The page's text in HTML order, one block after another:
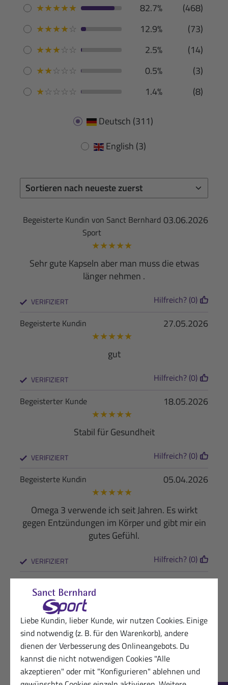
Liebe Kundin, lieber Kunde, wir nutzen Cookies. Einige
sind notwendig (z. B. für den Warenkorb), andere
dienen der Verbesserung des Onlineangebots. Du
kannst die nicht notwendigen Cookies "Alle
akzeptieren" oder mit "Konfigurieren" ablehnen und
★★★★★ 82.7%
(468)
★★★★☆ 12.9%
(73)
★★★☆☆ 2.5%
(14)
★★☆☆☆ 0.5%
(3)
★☆☆☆☆ 1.4% (8)
Deutsch (311)
English (3)
03.06.2026
Begeisterte Kundin von Sanct Bernhard
Sport
★★★★★
Sehr gute Kapseln aber man muss die etwas
länger nehmen .
VERIFIZIERT Hilfreich? (0)
27.05.2026
Begeisterte Kundin
★★★★★
gut
VERIFIZIERT Hilfreich? (0)
18.05.2026
Begeisterter Kunde
★★★★★
Stabil für Gesundheit
VERIFIZIERT Hilfreich? (0)
05.04.2026
Begeisterte Kundin
★★★★★
Omega 3 verwende ich seit Jahren. Es wirkt
gegen Entzündungen im Körper und gibt mir ein
gutes Gefühl.
VERIFIZIERT Hilfreich? (0)
25.03.2026
Begeisterter Kunde von Sanct Bernhard
Sport
Neu ausprobiert; wertvolles und dabei
preiswertes Produkt
VERIFIZIERT Hilfreich? (0)